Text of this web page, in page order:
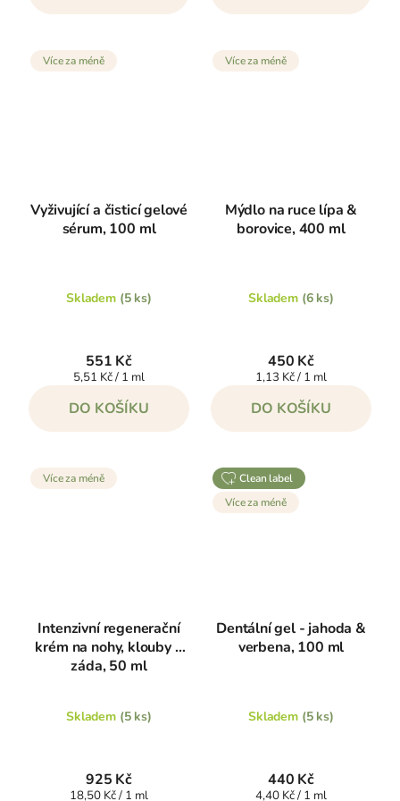
Více za méně
Vyživující a čisticí gelové
sérum, 100 ml
Skladem (5 ks)
551 Kč
Měrná
5,51 Kč / 1 ml
DO KOŠÍKU
Více za méně
Mýdlo na ruce lípa &
borovice, 400 ml
Skladem (6 ks)
450 Kč
Měrná
1,13 Kč / 1 ml
DO KOŠÍKU
Více za méně
Intenzivní regenerační
krém na nohy, klouby a
záda, 50 ml
Skladem (5 ks)
925 Kč
Měrná
18,50 Kč / 1 ml
clean label
Více za méně
Dentální gel - jahoda &
verbena, 100 ml
Skladem (5 ks)
440 Kč
Měrná
4,40 Kč / 1 ml